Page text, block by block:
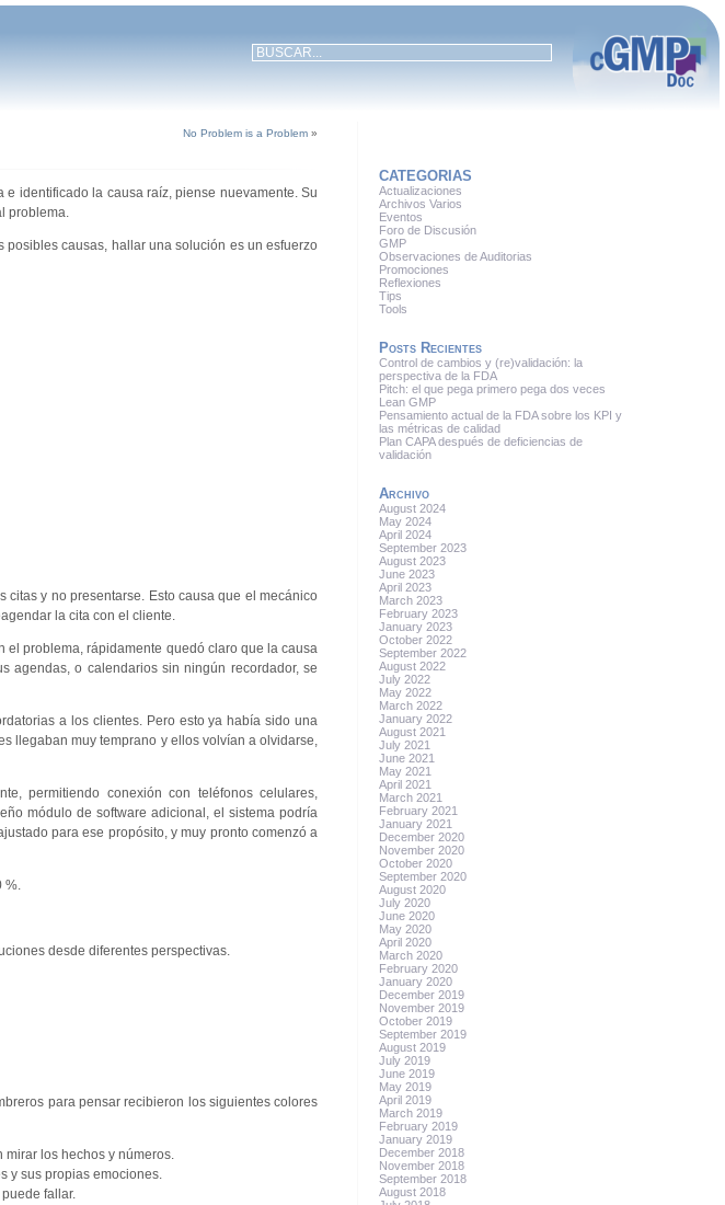
No Problem is a Problem »
identificado la causa raíz, piense nuevamente. Su
problema.
causas, hallar una solución es un esfuerzo
y no presentarse. Esto causa que el mecánico
la cita con el cliente.
el problema, rápidamente quedó claro que la causa
agendas, o calendarios sin ningún recordador, se
a los clientes. Pero esto ya había sido una
llegaban muy temprano y ellos volvían a olvidarse,
permitiendo conexión con teléfonos celulares,
módulo de software adicional, el sistema podría
para ese propósito, y muy pronto comenzó a
%.
desde diferentes perspectivas.
para pensar recibieron los siguientes colores
mirar los hechos y números.
y sus propias emociones.
fallar.
CATEGORIAS
Actualizaciones
Archivos Varios
Eventos
Foro de Discusión
GMP
Observaciones de Auditorias
Promociones
Reflexiones
Tips
Tools
Posts Recientes
Control de cambios y (re)validación: la
perspectiva de la FDA
Pitch: el que pega primero pega dos veces
Lean GMP
Pensamiento actual de la FDA sobre los KPI y
las métricas de calidad
Plan CAPA después de deficiencias de
validación
Archivo
August 2024
May 2024
April 2024
September 2023
August 2023
June 2023
April 2023
March 2023
February 2023
January 2023
October 2022
September 2022
August 2022
July 2022
May 2022
March 2022
January 2022
August 2021
July 2021
June 2021
May 2021
April 2021
March 2021
February 2021
January 2021
December 2020
November 2020
October 2020
September 2020
August 2020
July 2020
June 2020
May 2020
April 2020
March 2020
February 2020
January 2020
December 2019
November 2019
October 2019
September 2019
August 2019
July 2019
June 2019
May 2019
April 2019
March 2019
February 2019
January 2019
December 2018
November 2018
September 2018
August 2018